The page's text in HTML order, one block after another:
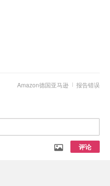
报告错误
Amazon德国亚马逊
评论